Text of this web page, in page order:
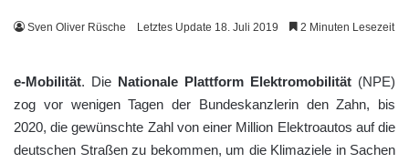
Sven Oliver Rüsche Letztes Update 18. Juli 2019 2 Minuten Lesezeit
e-Mobilität. Die Nationale Plattform Elektromobilität (NPE)
zog vor wenigen Tagen der Bundeskanzlerin den Zahn, bis
2020, die gewünschte Zahl von einer Million Elektroautos auf die
deutschen Straßen zu bekommen, um die Klimaziele in Sachen